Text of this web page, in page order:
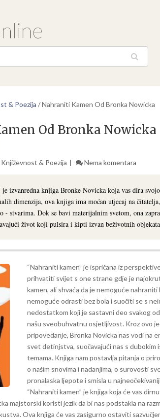
& Poezija /Nahraniti Kamen Od Bronka Nowicka
Od Bronka Nowicka
Književnost & Poezija Nema komentara
izvanredna knjiga Bronke Novicka koja vas dira
dimenzija, ova knjiga ima moćan utjecaj na
- stvarima. Dok se bavi materijalnim svetom, ona
život koji pulsira i kipti izvan beživotnih
“Nahraniti kamen” je ispričana iz
prihvatiti svijet s one strane gdje je
kamen, ali shvaća da je nemoguće nahraniti
nemoguće odrasti bez bola i suočiti se s
nedostatkom koji je sastavni deo svakog
našu sveobuhvatnu osjetljivost. Kroz ovo
pripovedanje, Bronka Novicka nas vodi na
svet detinjstva, suočavajući nas s dubokim
temama. Knjiga nam postavlja pitanja o
o našim snovima i nadanjima, o surovosti
pronalaska ljepote i smisla u
“Nahraniti kamen” je knjiga koja će vas
majstorski koristi jezik da bi nas podstakla na
Ova knjiga će vas zasigurno ostaviti